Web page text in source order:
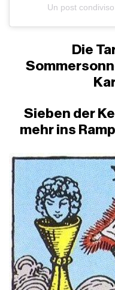
Un post
Die
Sieben der
mehr ins